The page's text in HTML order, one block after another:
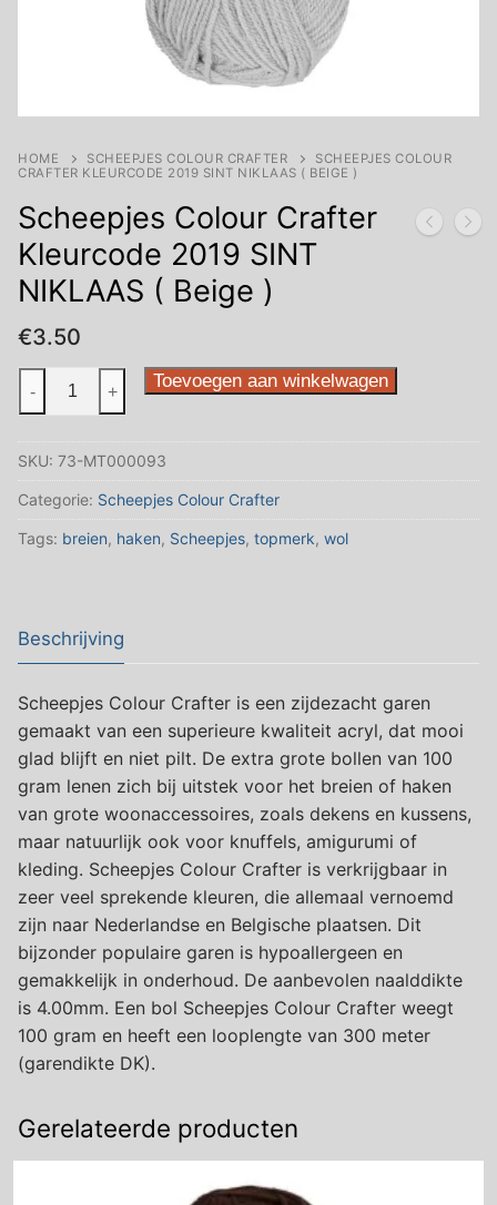
HOME SCHEEPJES COLOUR CRAFTER
SCHEEPJES COLOUR
CRAFTER KLEURCODE 2019 SINT NIKLAAS ( BEIGE )
Scheepjes Colour Crafter
Kleurcode 2019 SINT
NIKLAAS ( Beige )
€3.50
Scheepjes
Colour
Kleurcode
2019
NIKLAAS
)
- + Toevoegen aan winkelwagen
SKU: 73-MT000093
Categorie: Scheepjes Colour Crafter
Tags: breien, haken, Scheepjes, topmerk, wol
Beschrijving
Scheepjes Colour Crafter is een zijdezacht garen
gemaakt van een superieure kwaliteit acryl, dat mooi
glad blijft en niet pilt. De extra grote bollen van 100
gram lenen zich bij uitstek voor het breien of haken
van grote woonaccessoires, zoals dekens en kussens,
maar natuurlijk ook voor knuffels, amigurumi of
kleding. Scheepjes Colour Crafter is verkrijgbaar in
zeer veel sprekende kleuren, die allemaal vernoemd
zijn naar Nederlandse en Belgische plaatsen. Dit
bijzonder populaire garen is hypoallergeen en
gemakkelijk in onderhoud. De aanbevolen naalddikte
is 4.00mm. Een bol Scheepjes Colour Crafter weegt
100 gram en heeft een looplengte van 300 meter
(garendikte DK).
Gerelateerde producten